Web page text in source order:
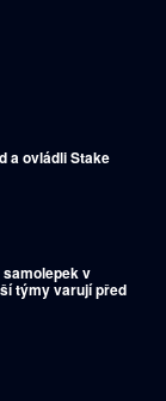
a ovládli Stake
v
týmy varují před